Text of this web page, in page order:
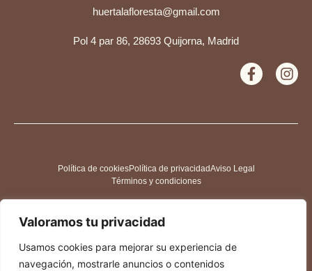
Valoramos tu privacidad
Usamos cookies para mejorar su experiencia de
navegación, mostrarle anuncios o contenidos
huertalafloresta@gmail.com
Pol 4 par 86, 28693 Quijorna, Madrid
Política de cookiesPolítica de privacidadAviso Legal
Términos y condiciones